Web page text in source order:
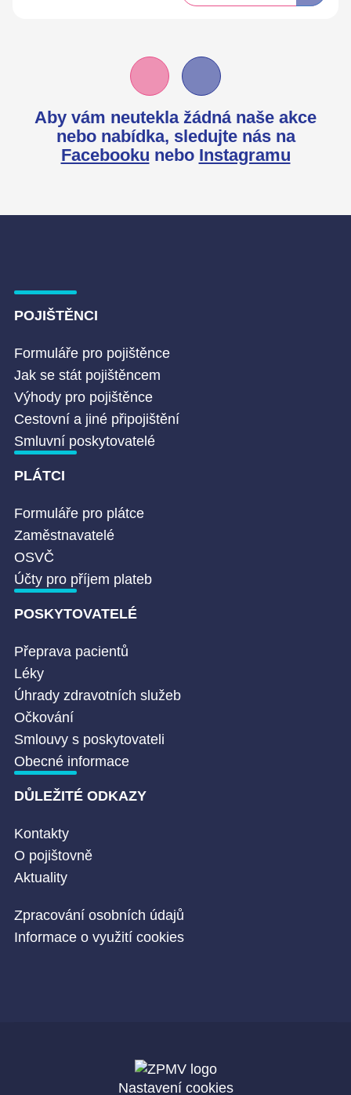
Aby vám neutekla žádná naše akce
nebo nabídka, sledujte nás na
Facebooku nebo Instagramu
POJIŠTĚNCI
Formuláře pro pojištěnce
Jak se stát pojištěncem
Výhody pro pojištěnce
Cestovní a jiné připojištění
Smluvní poskytovatelé
PLÁTCI
Formuláře pro plátce
Zaměstnavatelé
OSVČ
Účty pro příjem plateb
POSKYTOVATELÉ
Přeprava pacientů
Léky
Úhrady zdravotních služeb
Očkování
Smlouvy s poskytovateli
Obecné informace
DŮLEŽITÉ ODKAZY
Kontakty
O pojištovně
Aktuality
Zpracování osobních údajů
Informace o využití cookies
Nastavení cookies